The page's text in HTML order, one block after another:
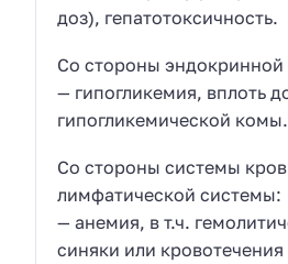
доз), гепатотоксичность.
Со стороны
— гипогликемия, вплоть
гипогликемической комы.
Со стороны системы
лимфатической системы:
— анемия, в т.ч.
синяки или кровотечения